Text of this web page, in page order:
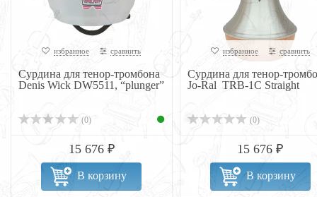
избранное сравнить
Сурдина для тенор-тромбона
Denis Wick DW5511, “plunger”
(0)
15 676 ₽
В корзину
избранное сравнить
Сурдина для тенор-
Jo-Ral TRB-1C Straight
(0)
15 676 ₽
В корзину